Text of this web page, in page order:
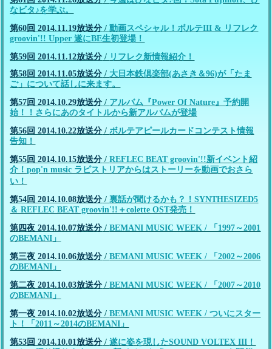
なビタ♪を学ぶ。
第60回 2014.11.19放送分 /動画スペシャル！ボルテIII & リフレク
groovin'!! Upper 遂にBE生初登場！
第59回 2014.11.12放送分 / リフレク新情報紹介！
第58回 2014.11.05放送分 / 大日本鉄倶楽部(あさき＆96)が「たま
ご」について話しに来ます。
第57回 2014.10.29放送分 / アルバム『Power Of Nature』予約開
始！！さらにあのタイトルから新アルバムが登場
第56回 2014.10.22放送分 / ボルテアピールカードコンテスト情報
告知！
第55回 2014.10.15放送分 /REFLEC BEAT groovin'!!新イベント紹
介！pop'n music ラピストリアからはストーリーを動画でおさら
い！
第54回 2014.10.08放送分 /裏話が聞けるかも？！SYNTHESIZED5
＆ REFLEC BEAT groovin'!!＋colette OST発売！
第四夜 2014.10.07放送分 /BEMANI MUSIC WEEK / 「1997～2001
のBEMANI」
第三夜 2014.10.06放送分 /BEMANI MUSIC WEEK / 「2002～2006
のBEMANI」
第二夜 2014.10.03放送分 /BEMANI MUSIC WEEK / 「2007～2010
のBEMANI」
第一夜 2014.10.02放送分 /BEMANI MUSIC WEEK / ついにスター
ト！「2011～2014のBEMANI」
第53回 2014.10.01放送分 /遂に姿を現したSOUND VOLTEX III！